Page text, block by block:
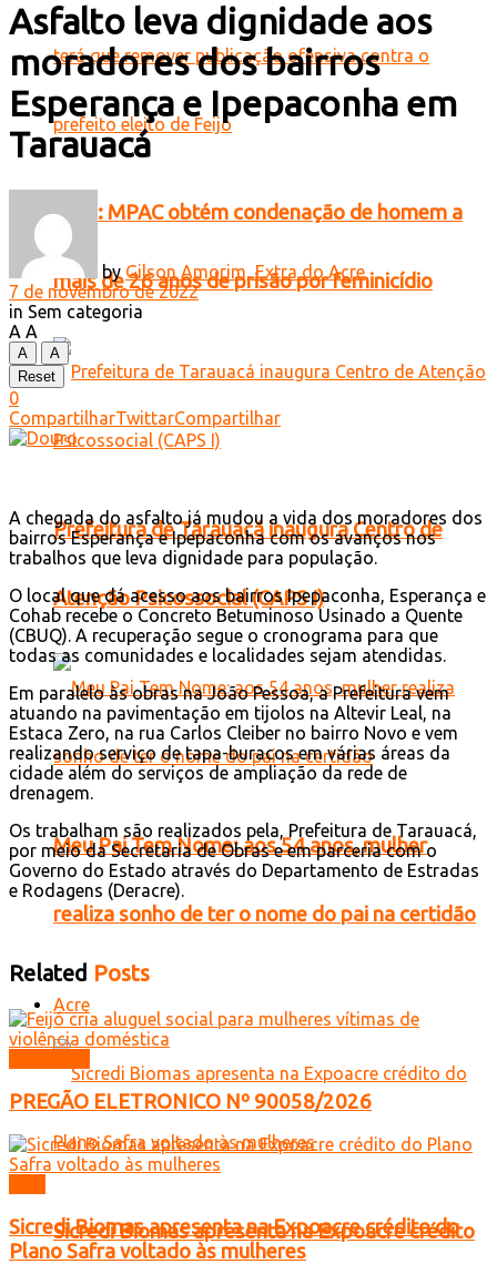
Feijó: MPAC obtém condenação de homem a
mais de 26 anos de prisão por feminicídio
Prefeitura de Tarauacá inaugura Centro de
Atenção Psicossocial (CAPS I)
Meu Pai Tem Nome: aos 54 anos, mulher
realiza sonho de ter o nome do pai na certidão
Acre
Sicredi Biomas apresenta na Expoacre crédito
Asfalto leva dignidade aos
moradores dos bairros
Esperança e Ipepaconha em
Tarauacá
by Gilson Amorim, Extra do Acre
7 de novembro de 2022
in Sem categoria
A A
A
A
Reset
0
CompartilharTwittarCompartilhar
A chegada do asfalto já mudou a vida dos moradores dos
bairros Esperança e Ipepaconha com os avanços nos
trabalhos que leva dignidade para população.
O local que dá acesso aos bairros Ipepaconha, Esperança e
Cohab recebe o Concreto Betuminoso Usinado a Quente
(CBUQ). A recuperação segue o cronograma para que
todas as comunidades e localidades sejam atendidas.
Em paralelo às obras na João Pessoa, a Prefeitura vem
atuando na pavimentação em tijolos na Altevir Leal, na
Estaca Zero, na rua Carlos Cleiber no bairro Novo e vem
realizando serviço de tapa-buracos em várias áreas da
cidade além do serviços de ampliação da rede de
drenagem.
Os trabalham são realizados pela, Prefeitura de Tarauacá,
por meio da Secretaria de Obras e em parceria com o
Governo do Estado através do Departamento de Estradas
e Rodagens (Deracre).
Related Posts
PREGÃO ELETRONICO Nº 90058/2026
Sicredi Biomas apresenta na Expoacre crédito do
Plano Safra voltado às mulheres